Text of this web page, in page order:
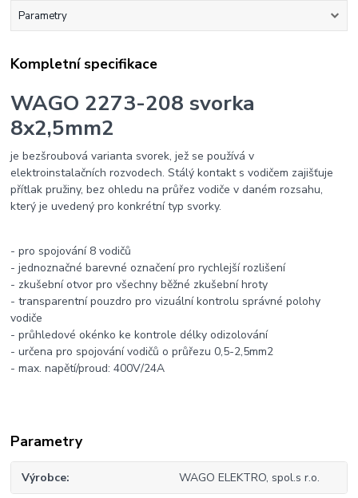
Parametry
Kompletní specifikace
WAGO 2273-208 svorka
8x2,5mm2
je bezšroubová varianta svorek, jež se používá v
elektroinstalačních rozvodech. Stálý kontakt s vodičem zajišťuje
přítlak pružiny, bez ohledu na průřez vodiče v daném rozsahu,
který je uvedený pro konkrétní typ svorky.
- pro spojování 8 vodičů
- jednoznačné barevné označení pro rychlejší rozlišení
- zkušební otvor pro všechny běžné zkušební hroty
- transparentní pouzdro pro vizuální kontrolu správné polohy
vodiče
- průhledové okénko ke kontrole délky odizolování
- určena pro spojování vodičů o průřezu 0,5-2,5mm2
- max. napětí/proud: 400V/24A
Parametry
Výrobce WAGO ELEKTRO, spol.s r.o.